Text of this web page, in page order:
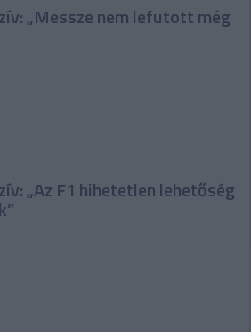
„Messze nem lefutott még
„Az F1 hihetetlen lehetőség